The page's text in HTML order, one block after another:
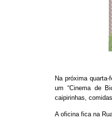
Na próxima
um “Cinema de
caipirinhas,
A oficina fica na